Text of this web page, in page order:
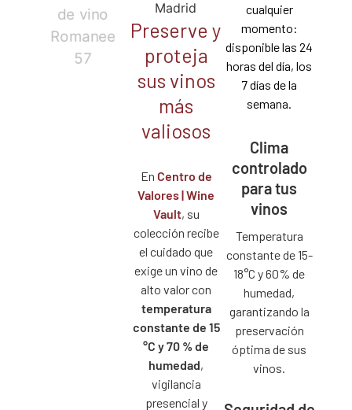
Preserve y
proteja
sus vinos
más
valiosos
En Centro de
Valores | Wine
Vault, su
colección recibe
el cuidado que
exige un vino de
alto valor con
temperatura
constante de 15
°C y 70 % de
humedad,
vigilancia
presencial y
cualquier
momento:
disponible las 24
horas del día, los
7 días de la
semana.
Clima
controlado
para tus
vinos
Temperatura
constante de 15-
18°C y 60% de
humedad,
garantizando la
preservación
óptima de sus
vinos.